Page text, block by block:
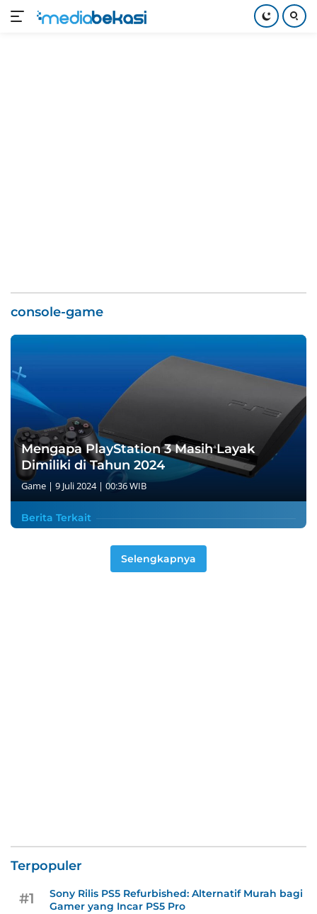
console-game
Mengapa PlayStation 3 Masih Layak
Dimiliki di Tahun 2024
Game | 9 Juli 2024 | 00:36 WIB
Berita Terkait
Selengkapnya
Terpopuler
#1
Sony Rilis PS5 Refurbished: Alternatif Murah bagi
Gamer yang Incar PS5 Pro